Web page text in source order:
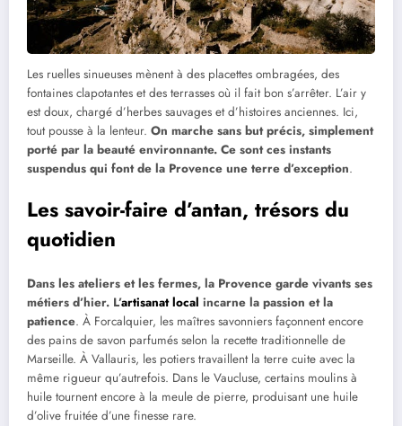
Les ruelles sinueuses mènent à des placettes ombragées, des
fontaines clapotantes et des terrasses où il fait bon s’arrêter. L’air y
est doux, chargé d’herbes sauvages et d’histoires anciennes. Ici,
tout pousse à la lenteur. On marche sans but précis, simplement
porté par la beauté environnante. Ce sont ces instants
suspendus qui font de la Provence une terre d’exception.
Les savoir-faire d’antan, trésors du
quotidien
Dans les ateliers et les fermes, la Provence garde vivants ses
métiers d’hier. L’artisanat local incarne la passion et la
patience. À Forcalquier, les maîtres savonniers façonnent encore
des pains de savon parfumés selon la recette traditionnelle de
Marseille. À Vallauris, les potiers travaillent la terre cuite avec la
même rigueur qu’autrefois. Dans le Vaucluse, certains moulins à
huile tournent encore à la meule de pierre, produisant une huile
d’olive fruitée d’une finesse rare.